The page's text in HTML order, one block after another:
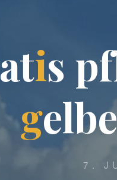
atis pf
gelbe
7.